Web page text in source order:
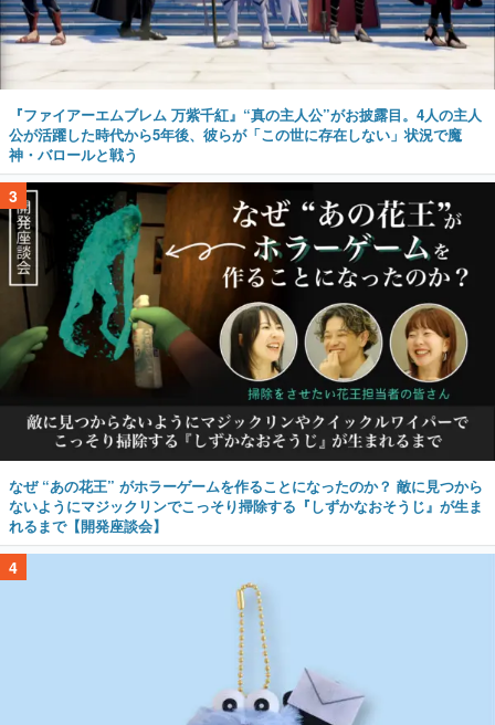
『ファイアーエムブレム 万紫千紅』“真の主人公”がお披露目。4人の主人
公が活躍した時代から5年後、彼らが「この世に存在しない」状況で魔
神・バロールと戦う
3
なぜ “あの花王” がホラーゲームを作ることになったのか？ 敵に見つから
ないようにマジックリンでこっそり掃除する『しずかなおそうじ』が生ま
れるまで【開発座談会】
4